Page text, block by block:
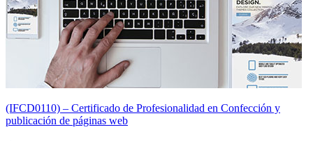
(IFCD0110) – Certificado de Profesionalidad en Confección y
publicación de páginas web